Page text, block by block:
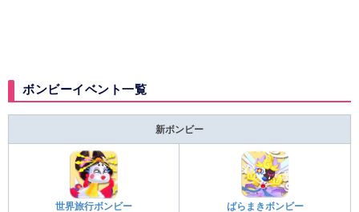
ボンビーイベント一覧
新ボンビー
世界旅行ボンビー ばらまきボンビー